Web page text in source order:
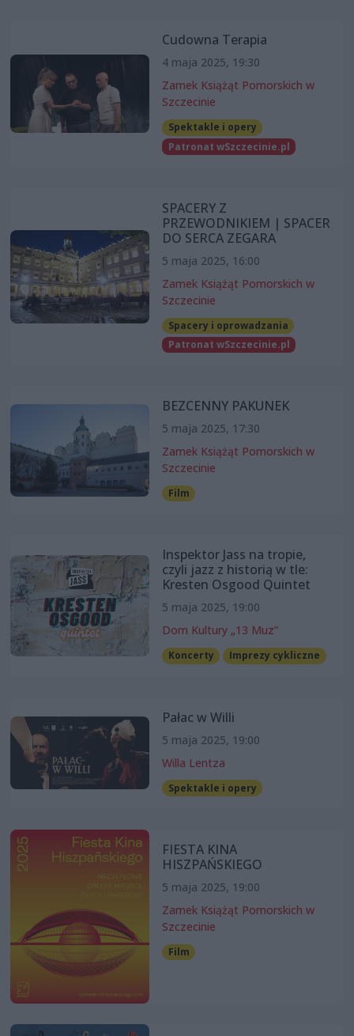
Cudowna Terapia
4 maja 2025, 19:30
Zamek Książąt Pomorskich w
Szczecinie
Spektakle i opery
Patronat wSzczecinie.pl
SPACERY Z
PRZEWODNIKIEM | SPACER
DO SERCA ZEGARA
5 maja 2025, 16:00
Zamek Książąt Pomorskich w
Szczecinie
Spacery i oprowadzania
Patronat wSzczecinie.pl
BEZCENNY PAKUNEK
5 maja 2025, 17:30
Zamek Książąt Pomorskich w
Szczecinie
Film
Inspektor Jass na tropie,
czyli jazz z historią w tle:
Kresten Osgood Quintet
5 maja 2025, 19:00
Dom Kultury „13 Muz”
Koncerty Imprezy cykliczne
Pałac w Willi
5 maja 2025, 19:00
Willa Lentza
Spektakle i opery
FIESTA KINA
HISZPAŃSKIEGO
5 maja 2025, 19:00
Zamek Książąt Pomorskich w
Szczecinie
Film